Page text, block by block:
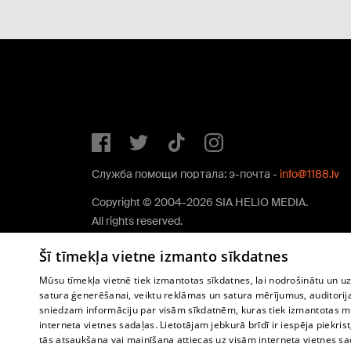
Служба помощи портала: э-почта - info@1188.lv
Copyright © 2004-2026 SIA HELIO MEDIA.
All rights reserved.
Šī tīmekļa vietne izmanto sīkdatnes
Mūsu tīmekļa vietnē tiek izmantotas sīkdatnes, lai nodrošinātu un
satura ģenerēšanai, veiktu reklāmas un satura mērījumus,
sniedzam informāciju par visām sīkdatnēm, kuras tiek izmantotas
interneta vietnes sadaļas. Lietotājam jebkurā brīdī ir iespēja
tās atsaukšana vai mainīšana attiecas uz visām interneta vietnes